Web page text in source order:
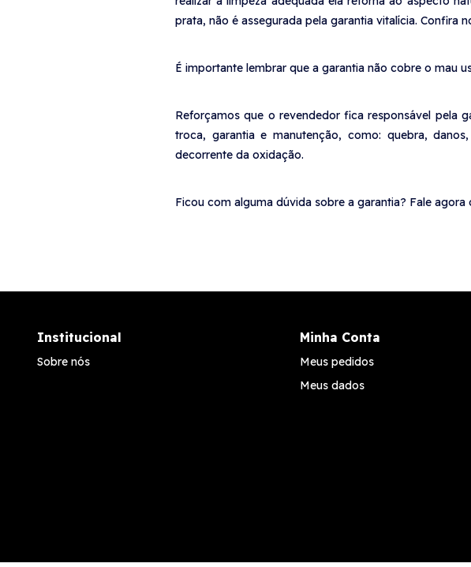
prata, não é assegurada pela garantia vitalícia. Confira
É importante lembrar que a garantia não cobre o mau
Reforçamos que o revendedor fica responsável pela
troca, garantia e manutenção, como: quebra,
decorrente da oxidação.
Ficou com alguma dúvida sobre a garantia? Fale agora
Institucional
Sobre nós
Minha Conta
Meus pedidos
Meus dados